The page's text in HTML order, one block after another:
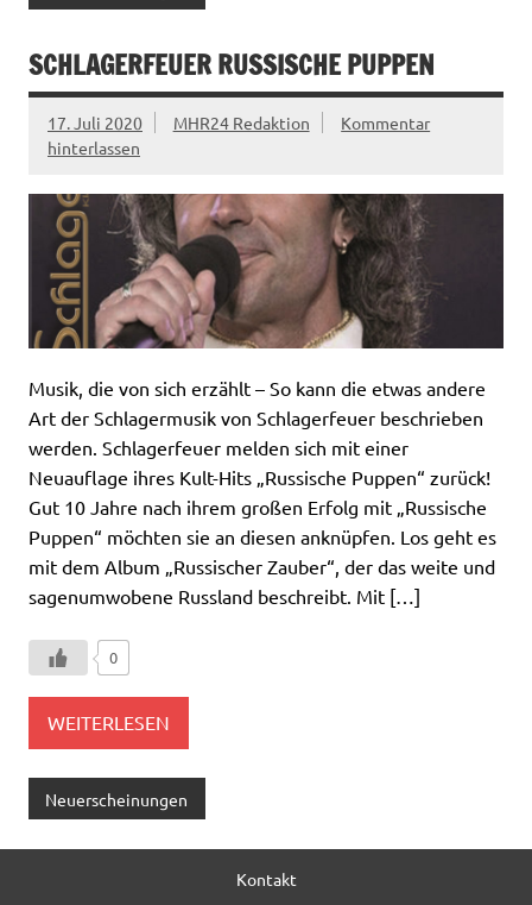
SCHLAGERFEUER RUSSISCHE PUPPEN
17. Juli 2020 MHR24 Redaktion
Kommentar
hinterlassen
Musik, die von sich erzählt – So kann die etwas andere
Art der Schlagermusik von Schlagerfeuer beschrieben
werden. Schlagerfeuer melden sich mit einer
Neuauflage ihres Kult-Hits „Russische Puppen“ zurück!
Gut 10 Jahre nach ihrem großen Erfolg mit „Russische
Puppen“ möchten sie an diesen anknüpfen. Los geht es
mit dem Album „Russischer Zauber“, der das weite und
sagenumwobene Russland beschreibt. Mit […]
0
WEITERLESEN
Neuerscheinungen
Kontakt